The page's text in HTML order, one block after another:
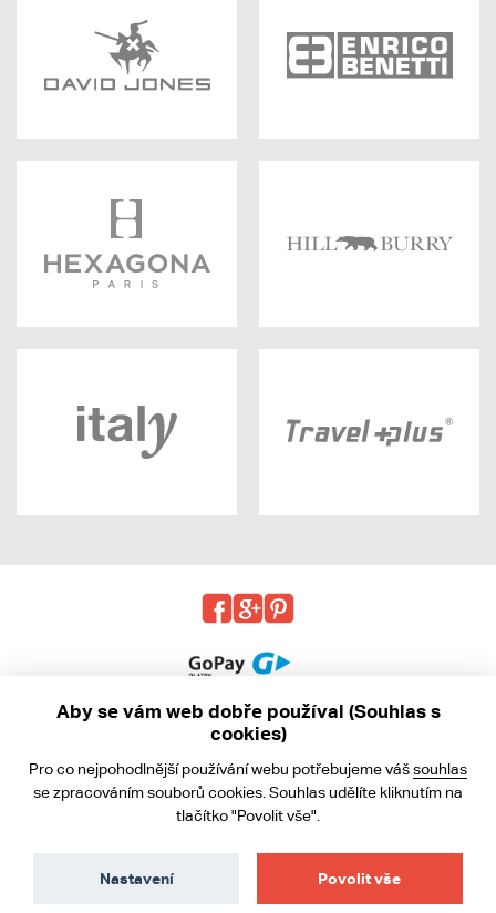
Obchodní podmínky
Ochrana osobních údajů
Aby se vám web dobře používal (Souhlas s
cookies)
Pro co nejpohodlnější používání webu potřebujeme vášsouhlas
se zpracováním souborů cookies. Souhlas udělíte kliknutím na
tlačítko "Povolit vše".
Povolit vše
Nastavení